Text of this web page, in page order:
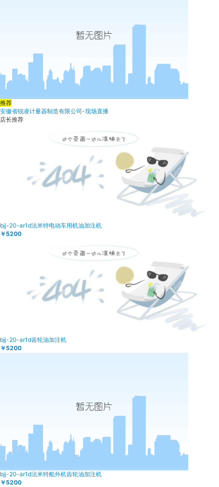
推荐
安徽省锐凌计量器制造有限公司-现场直播
店长推荐
bjj-20-ar1d法米特电动车用机油加注机
￥5200
bjj-20-ar1d齿轮油加注机
￥5200
bjj-20-ar1d法米特船外机齿轮油加注机
￥5200